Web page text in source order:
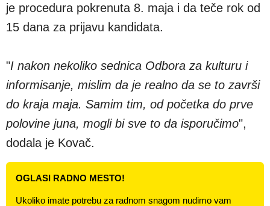
je procedura pokrenuta 8. maja i da teče rok od
15 dana za prijavu kandidata.
"I nakon nekoliko sednica Odbora za kulturu i
informisanje, mislim da je realno da se to završi
do kraja maja. Samim tim, od početka do prve
polovine juna, mogli bi sve to da isporučimo",
dodala je Kovač.
OGLASI RADNO MESTO!
Ukoliko imate potrebu za radnom snagom nudimo vam